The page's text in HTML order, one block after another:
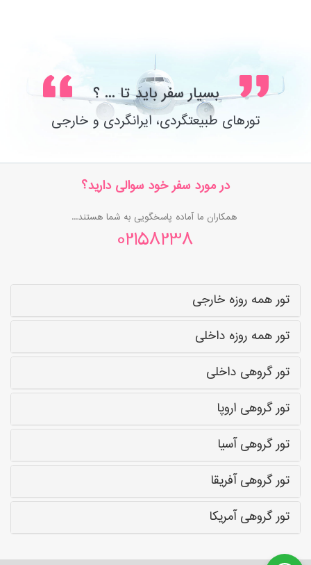
بسیار سفر باید تا ... ؟
تورهای طبیعتگردی، ایرانگردی و خارجی
در مورد سفر خود سوالی دارید؟
همکاران ما آماده پاسخگویی به شما هستند...
02158238
تور همه روزه خارجی
تور همه روزه داخلی
تور گروهی داخلی
تور گروهی اروپا
تور گروهی آسیا
تور گروهی آفریقا
تور گروهی آمریکا